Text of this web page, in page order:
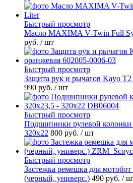
Быстрый просмотр
Масло MAXIMA V-Twin Full
руб. / шт
Быстрый просмотр
Защита рук и рычагов Kayo T2
990 руб. / шт
Быстрый просмотр
Подшипники рулевой
320x22 800 руб. / шт
Быстрый просмотр
Застежка ремешка для
(черный, универс.) 490 руб. /